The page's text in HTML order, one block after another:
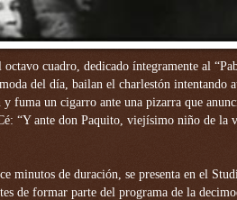
cuadro, dedicado íntegramente al
del día, bailan el charlestón
fuma un cigarro ante una pizarra que
“Y ante don Paquito, viejísimo niño de la
minutos de duración, se presenta en el
de formar parte del programa de la